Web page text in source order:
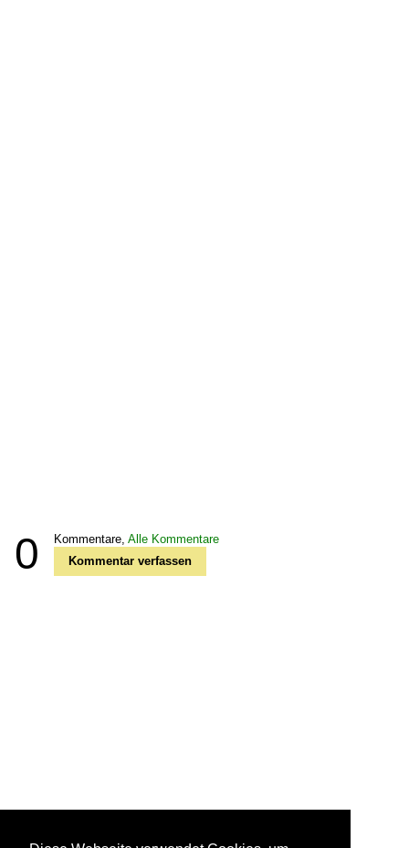
0 Kommentare, Alle Kommentare
Kommentar verfassen